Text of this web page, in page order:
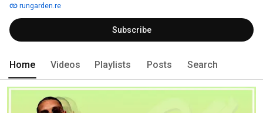
rungarden.re
Subscribe
Home Videos Playlists Posts Search